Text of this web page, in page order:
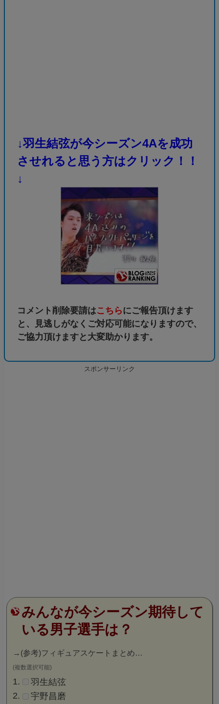
↓羽生結弦が今シーズン4Aを成功
させれると思う方はクリック！！
↓
コメント削除要請はこちら にご報告頂けます
と、見逃しがなくご対応可能になりますので、
ご協力頂けますと大変助かります。
スポンサーリンク
みんなが今シーズン期待して
いる男子選手は？
→ (参考)フィギュアスケートまとめ…
(複数選択可能)
羽生結弦
宇野昌磨